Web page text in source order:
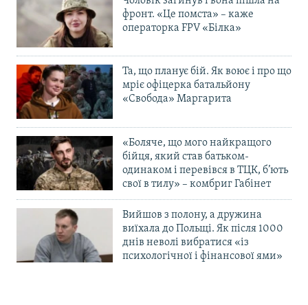
фронт. «Це помста» – каже
операторка FPV «Білка»
Та, що планує бій. Як воює і про що
мріє офіцерка батальйону
«Свобода» Маргарита
«Боляче, що мого найкращого
бійця, який став батьком-
одинаком і перевівся в ТЦК, б’ють
свої в тилу» – комбриг Габінет
Вийшов з полону, а дружина
виїхала до Польщі. Як після 1000
днів неволі вибратися «із
психологічної і фінансової ями»